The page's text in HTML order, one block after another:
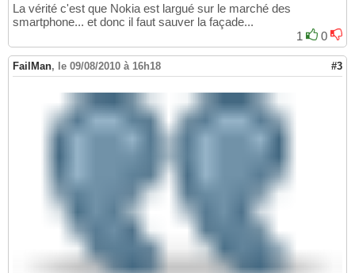
La vérité c'est que Nokia est largué sur le marché des
smartphone... et donc il faut sauver la façade...
1
0
FailMan, le 09/08/2010 à 16h18 #3